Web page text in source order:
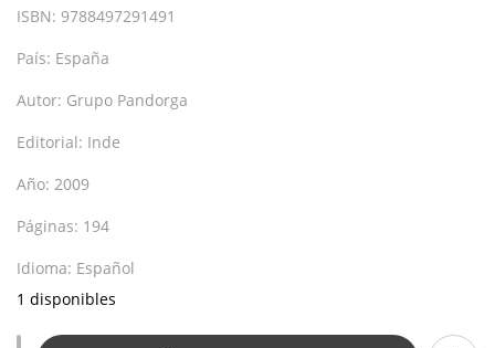
ISBN: 9788497291491
País: España
Autor: Grupo Pandorga
Editorial: Inde
Año: 2009
Páginas: 194
Idioma: Español
1 disponibles